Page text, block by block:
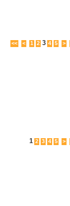
<< < 1 2 3 4 5 >
1 2 3 4 5 >